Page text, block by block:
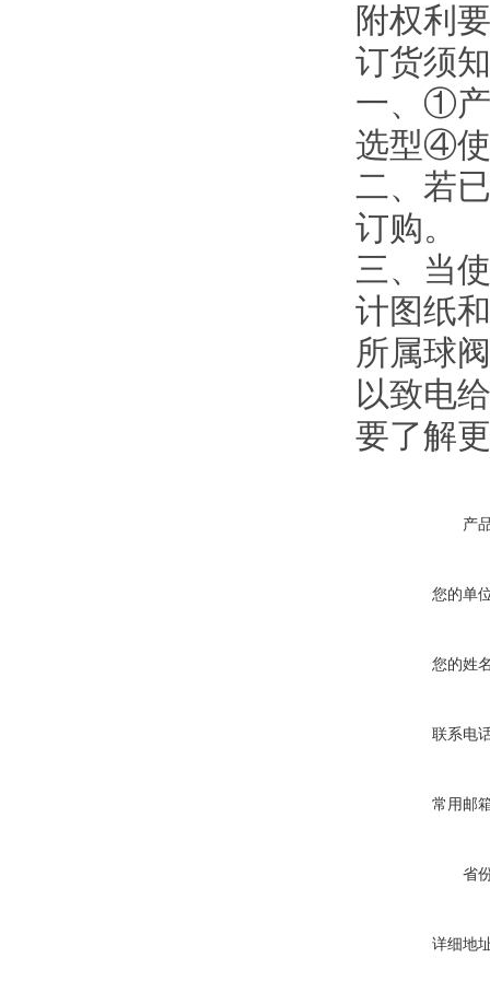
附权利
订货须
一、①
选型④
二、若
订购。
三、当
计图纸
所属球
以致电
要了解
产
您的单
您的姓
联系电
常用邮
省
详细地